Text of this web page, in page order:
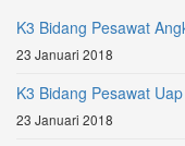
K3 Bidang Pesawat
23 Januari 2018
K3 Bidang Pesawat
23 Januari 2018